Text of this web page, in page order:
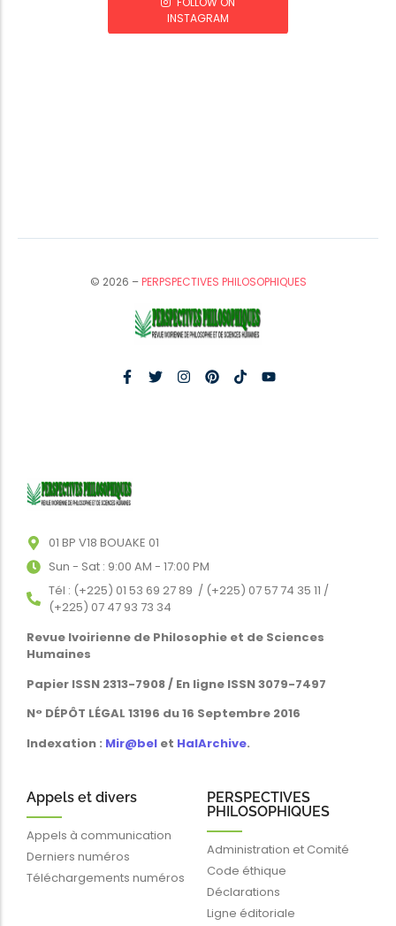
INSTAGRAM
© 2026 –PERPSPECTIVES PHILOSOPHIQUES
01 BP V18 BOUAKE 01
Sun - Sat : 9:00 AM - 17:00 PM
Tél : (+225) 01 53 69 27 89 / (+225) 07 57 74 35 11 /
(+225) 07 47 93 73 34
Revue Ivoirienne de Philosophie et de Sciences
Humaines
Papier ISSN 2313-7908 / En ligne ISSN 3079-7497
N° DÉPÔT LÉGAL 13196 du 16 Septembre 2016
Indexation : Mir@bel et HalArchive.
Appels et divers
Appels à communication
Derniers numéros
Téléchargements numéros
PERSPECTIVES
PHILOSOPHIQUES
Administration et Comité
Code éthique
Déclarations
Ligne éditoriale